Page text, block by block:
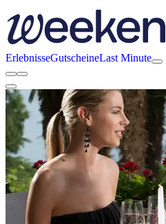
ErlebnisseGutscheineLast Minute